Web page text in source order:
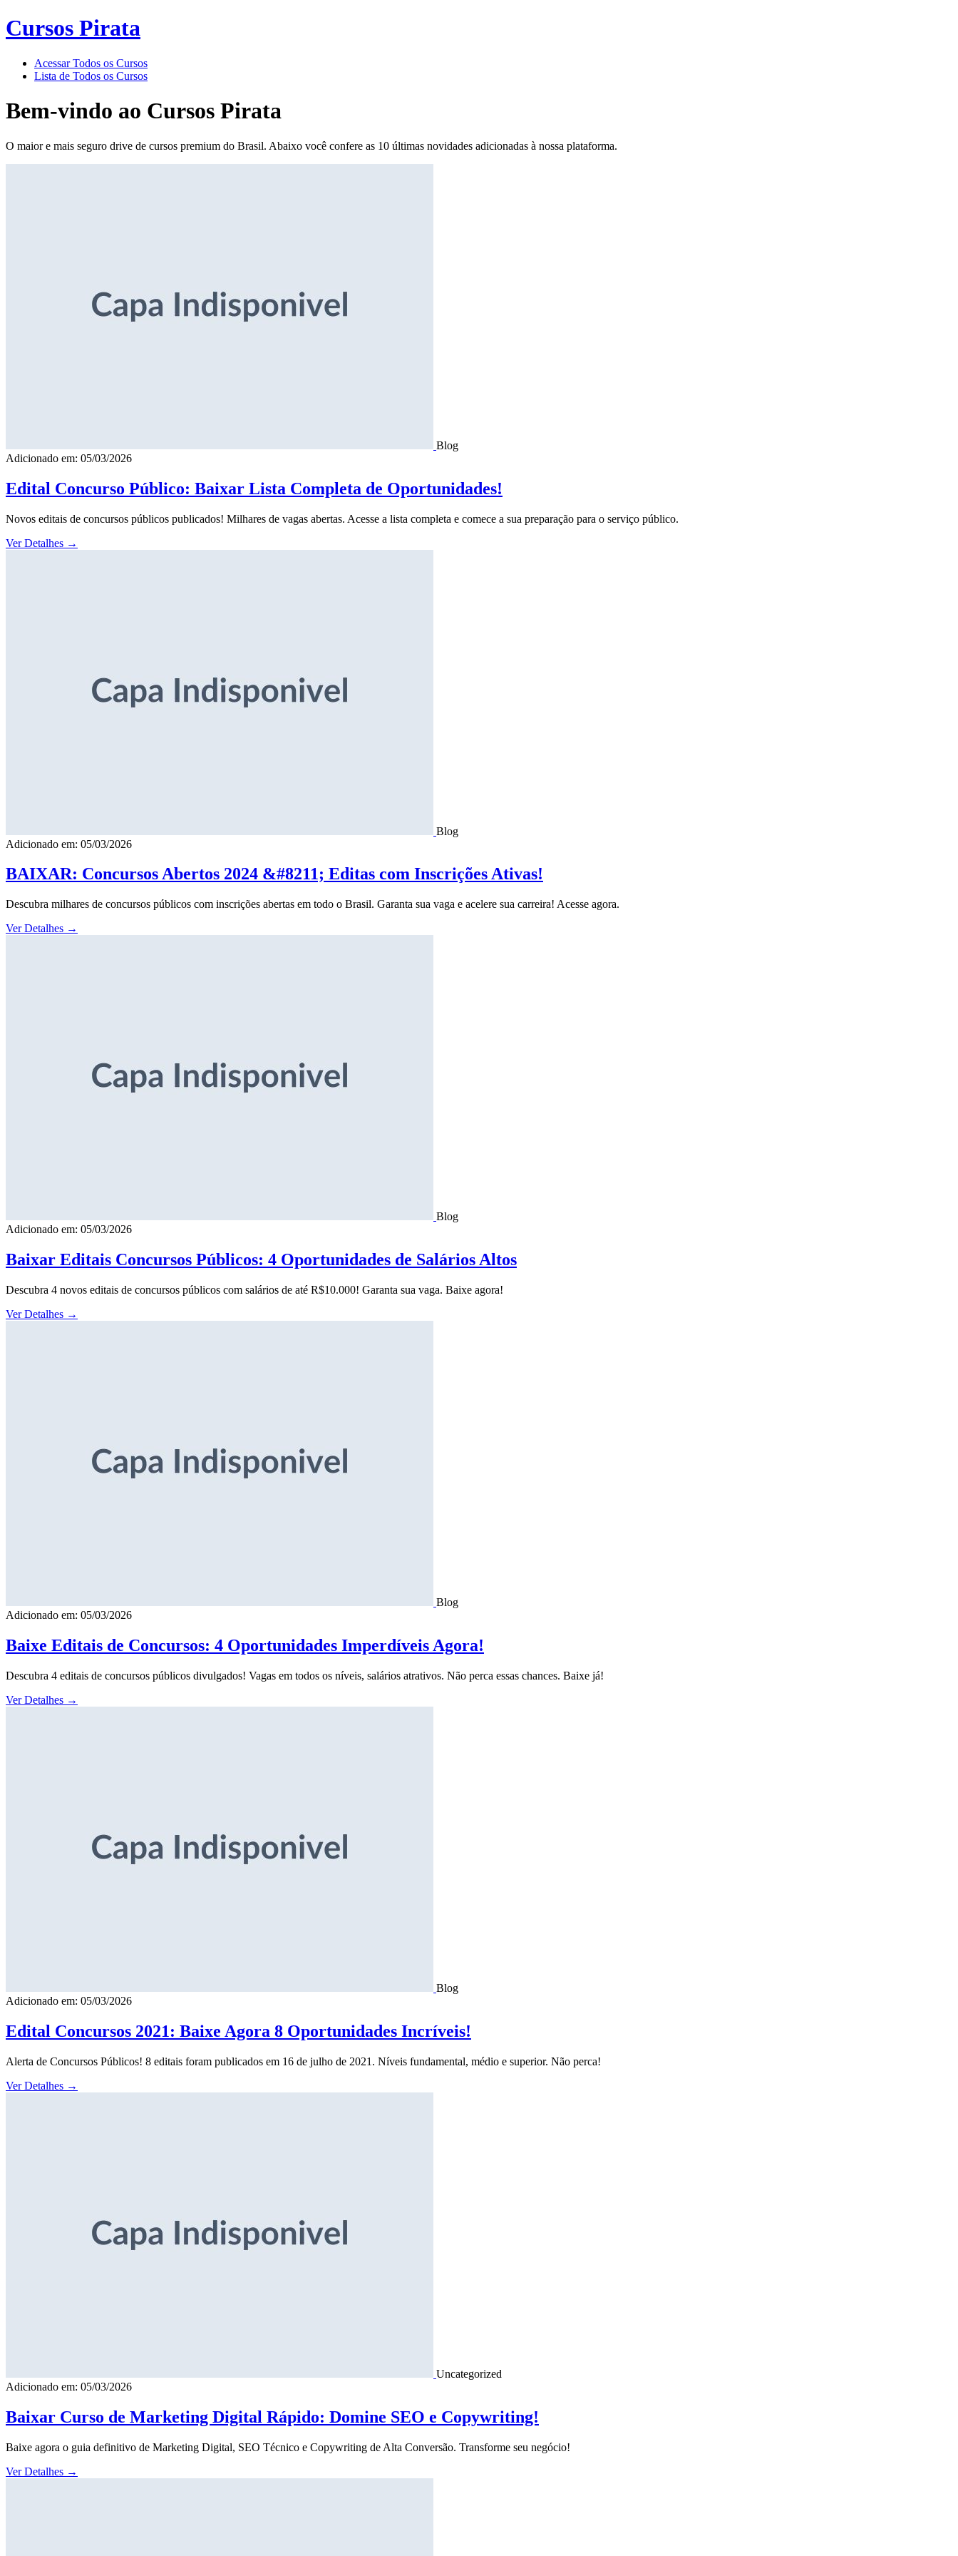
Cursos Pirata
Acessar Todos os Cursos
Lista de Todos os Cursos
Bem-vindo ao Cursos Pirata
O maior e mais seguro drive de cursos premium do Brasil. Abaixo você confere as 10 últimas novidades adicionadas à nossa plataforma.
Blog
Adicionado em: 05/03/2026
Edital Concurso Público: Baixar Lista Completa de Oportunidades!
Novos editais de concursos públicos publicados! Milhares de vagas abertas. Acesse a lista completa e comece a sua preparação para o serviço público.
Ver Detalhes →
Blog
Adicionado em: 05/03/2026
BAIXAR: Concursos Abertos 2024 &#8211; Editas com Inscrições Ativas!
Descubra milhares de concursos públicos com inscrições abertas em todo o Brasil. Garanta sua vaga e acelere sua carreira! Acesse agora.
Ver Detalhes →
Blog
Adicionado em: 05/03/2026
Baixar Editais Concursos Públicos: 4 Oportunidades de Salários Altos
Descubra 4 novos editais de concursos públicos com salários de até R$10.000! Garanta sua vaga. Baixe agora!
Ver Detalhes →
Blog
Adicionado em: 05/03/2026
Baixe Editais de Concursos: 4 Oportunidades Imperdíveis Agora!
Descubra 4 editais de concursos públicos divulgados! Vagas em todos os níveis, salários atrativos. Não perca essas chances. Baixe já!
Ver Detalhes →
Blog
Adicionado em: 05/03/2026
Edital Concursos 2021: Baixe Agora 8 Oportunidades Incríveis!
Alerta de Concursos Públicos! 8 editais foram publicados em 16 de julho de 2021. Níveis fundamental, médio e superior. Não perca!
Ver Detalhes →
Uncategorized
Adicionado em: 05/03/2026
Baixar Curso de Marketing Digital Rápido: Domine SEO e Copywriting!
Baixe agora o guia definitivo de Marketing Digital, SEO Técnico e Copywriting de Alta Conversão. Transforme seu negócio!
Ver Detalhes →